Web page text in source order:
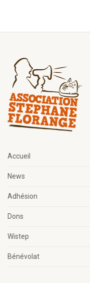
Accueil
News
Adhésion
Dons
Wistep
Bénévolat